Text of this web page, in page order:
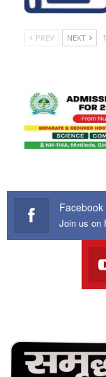
PREV NEXT
Facebook
Join us on